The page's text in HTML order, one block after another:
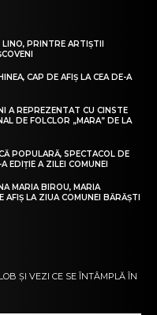
PRINTRE ARTIȘTII
CAP DE AFIȘ LA CEA DE-A
A REPREZENTAT CU CINSTE
DE FOLCLOR „MARA” DE LA
POPULARĂ, SPECTACOL DE
EDIȚIE A ZILEI COMUNEI
MARIA BIROU, MARIA
AFIȘ LA ZIUA COMUNEI BĂRĂȘTI
ȘI VEZI CE SE ÎNTÂMPLĂ ÎN